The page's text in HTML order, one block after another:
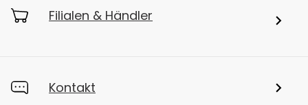
Filialen & Händler
Kontakt